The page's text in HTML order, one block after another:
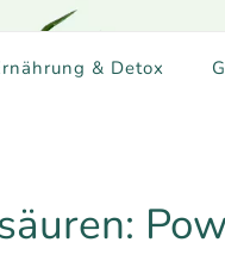
& Detox